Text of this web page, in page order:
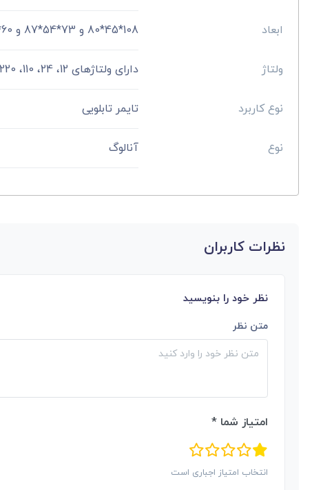
ابعاد 108*45*80 و 73*54*87 و 60*18*90 میلی متر
ولتاژ دارای ولتاژهای 12، 24، 110، 220 و 380 ولت
نوع کاربرد تایمر تابلویی
نوع آنالوگ
نظرات کاربران
نظر خود را بنویسید
متن نظر
امتیاز شما *
انتخاب امتیاز اجباری است